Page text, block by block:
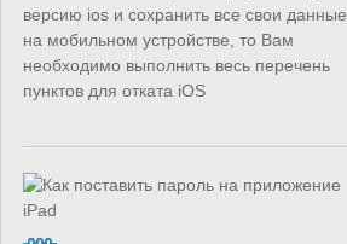
версию ios и сохранить все свои данные
на мобильном устройстве, то Вам
необходимо выполнить весь перечень
пунктов для отката iOS